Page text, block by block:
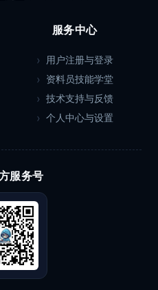
服务中心
用户注册与登录
资料员技能学堂
技术支持与反馈
个人中心与设置
服务号